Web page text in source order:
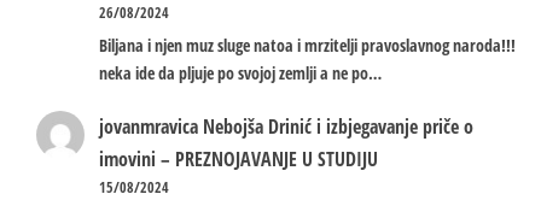
26/08/2024
Biljana i njen muz sluge natoa i mrzitelji pravoslavnog naroda!!!
neka ide da pljuje po svojoj zemlji a ne po…
jovanmravica Nebojša Drinić i izbjegavanje priče o
imovini – PREZNOJAVANJE U STUDIJU
15/08/2024